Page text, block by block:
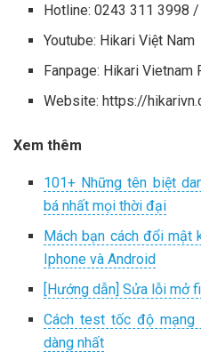
Hotline: 0243 311 3998
Youtube: Hikari Việt Nam
Fanpage: Hikari Vietnam
Website: https://
Xem thêm
101+ Những tên biệt
bá nhất mọi thời đại
Mách bạn cách đổi mật
Iphone và Android
[Hướng dẫn] Sửa lỗi mở
Cách test tốc độ mạng
dàng nhất